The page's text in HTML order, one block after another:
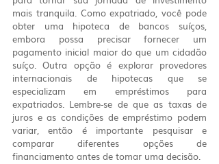
mais tranquila. Como expatriado, você pode
obter uma hipoteca de bancos suíços,
embora possa precisar fornecer um
pagamento inicial maior do que um cidadão
suíço. Outra opção é explorar provedores
internacionais de hipotecas que se
especializam em empréstimos para
expatriados. Lembre-se de que as taxas de
juros e as condições de empréstimo podem
variar, então é importante pesquisar e
comparar diferentes opções de
financiamento antes de tomar uma decisão.